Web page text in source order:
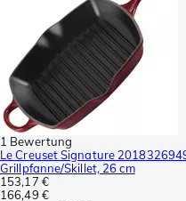
1 Bewertung
Le Creuset Signature
Grillpfanne/Skillet, 26 cm
153,17 €
166,49 €